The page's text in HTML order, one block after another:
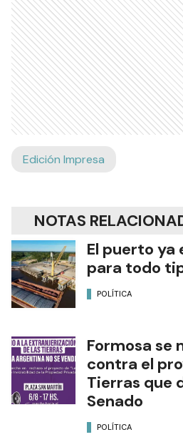
Edición Impresa
NOTAS
El puerto ya
POLÍTICA
Formosa se
contra el
Tierras que